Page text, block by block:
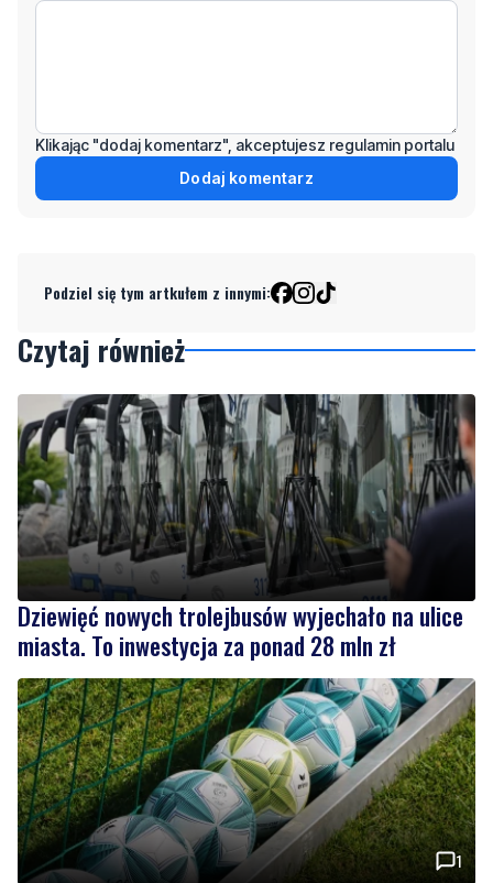
Klikając "dodaj komentarz", akceptujesz regulamin portalu
Dodaj komentarz
Podziel się tym artkułem z innymi:
Czytaj również
Dziewięć nowych trolejbusów wyjechało na ulice
miasta. To inwestycja za ponad 28 mln zł
1